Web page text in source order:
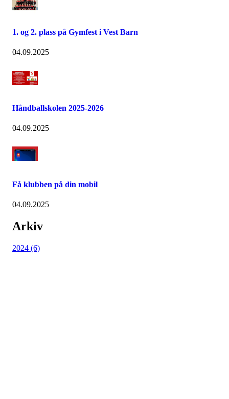
1. og 2. plass på Gymfest i Vest Barn
04.09.2025
Håndballskolen 2025-2026
04.09.2025
Få klubben på din mobil
04.09.2025
Arkiv
2024 (6)